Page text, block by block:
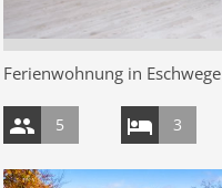
Ferienwohnung in Eschwege
5 3